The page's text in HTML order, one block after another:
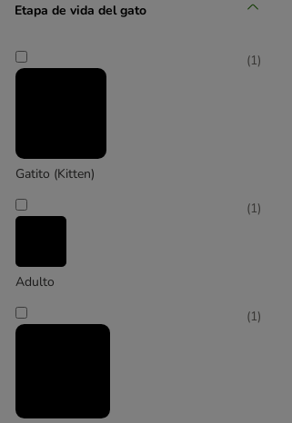
Etapa de vida del gato
Gatito (Kitten)
(1)
Adulto
(1)
(1)